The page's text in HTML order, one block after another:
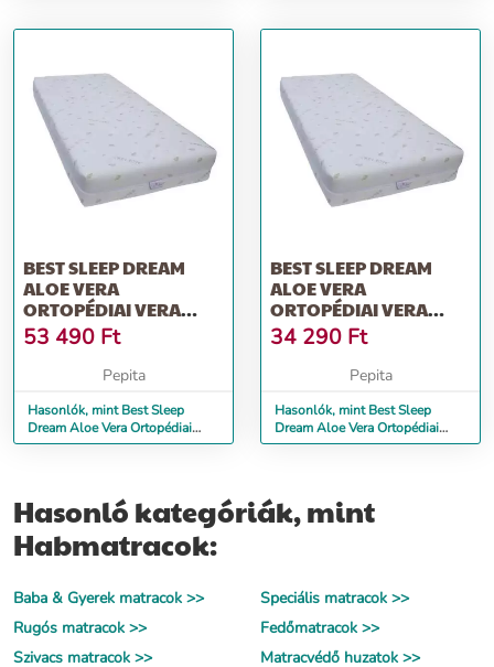
BEST SLEEP DREAM
ALOE VERA
ORTOPÉDIAI VERA
RÉTEG MATRAC, 90 X
160 CM
53 490 Ft
Pepita
Hasonlók, mint Best Sleep
Dream Aloe Vera Ortopédiai
Vera réteg matrac, 90 x 160 cm
BEST SLEEP DREAM
ALOE VERA
ORTOPÉDIAI VERA
RÉTEG MATRAC, 70 X
180 CM
34 290 Ft
Pepita
Hasonlók, mint Best Sleep
Dream Aloe Vera Ortopédiai
Vera réteg matrac, 70 x 180 cm
Hasonló kategóriák, mint
Habmatracok:
Baba & Gyerek matracok >>
Speciális matracok >>
Rugós matracok >>
Fedőmatracok >>
Szivacs matracok >>
Matracvédő huzatok >>